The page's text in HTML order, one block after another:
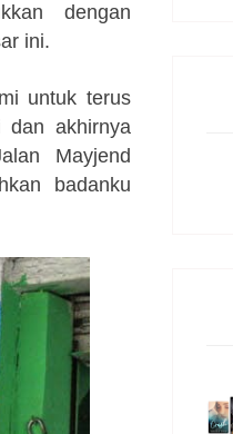
dengan
ini.
untuk terus
dan akhirnya
Mayjend
badanku